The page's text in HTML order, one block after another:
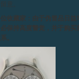
的伊万·兰伯特
Foundation)，以及法
末。
下一篇
位收藏家：由于伪冒品日益
保持高度警觉，并于购买
。